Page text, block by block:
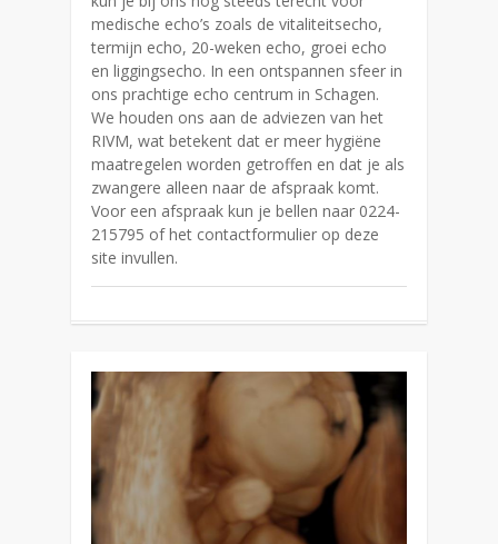
medische echo’s zoals de vitaliteitsecho,
termijn echo, 20-weken echo, groei echo
en liggingsecho. In een ontspannen sfeer in
ons prachtige echo centrum in Schagen.
We houden ons aan de adviezen van het
RIVM, wat betekent dat er meer hygiëne
maatregelen worden getroffen en dat je als
zwangere alleen naar de afspraak komt.
Voor een afspraak kun je bellen naar 0224-
215795 of het contactformulier op deze
site invullen.